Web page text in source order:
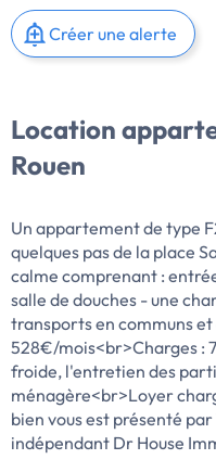
Créer une alerte
Location
Rouen
Un appartement de type
quelques pas de la place
calme comprenant :
salle de douches - une
transports en communs
528€/mois<br>Charges :
froide, l'entretien des
ménagère<br>Loyer
bien vous est présenté
indépendant Dr House